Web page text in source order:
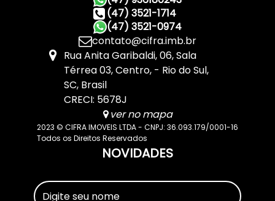
(47) 3521-1714
(47) 3521-0974
contato@cifra.imb.br
Rua Anita Garibaldi,06,Sala
Térrea 03,Centro, Rio do Sul,
SC, Brasil
CRECI: 5678J
ver no mapa
2023 © CIFRA IMOVEIS LTDA - CNPJ: 36.093.179/0001-16
Todos os Direitos Reservados
NOVIDADES